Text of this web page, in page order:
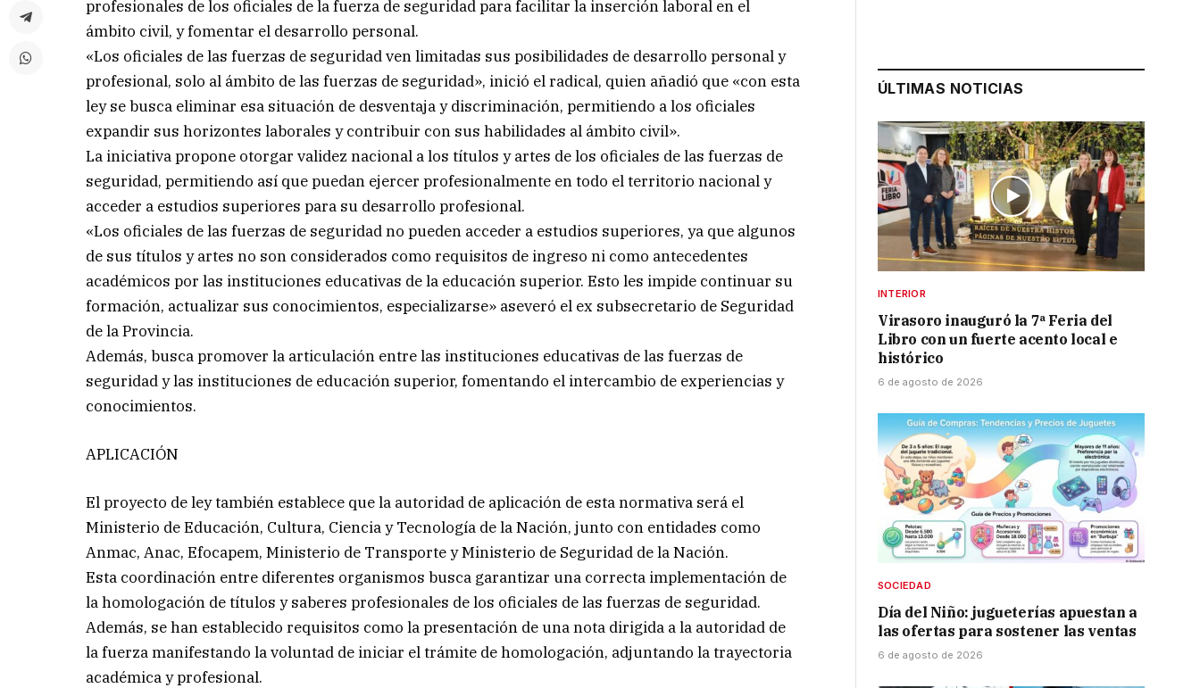
profesionales de los oficiales de la fuerza de seguridad para facilitar la inserción laboral en el
ámbito civil, y fomentar el desarrollo personal.
«Los oficiales de las fuerzas de seguridad ven limitadas sus posibilidades de desarrollo personal y
profesional, solo al ámbito de las fuerzas de seguridad», inició el radical, quien añadió que «con esta
ley se busca eliminar esa situación de desventaja y discriminación, permitiendo a los oficiales
expandir sus horizontes laborales y contribuir con sus habilidades al ámbito civil».
La iniciativa propone otorgar validez nacional a los títulos y artes de los oficiales de las fuerzas de
seguridad, permitiendo así que puedan ejercer profesionalmente en todo el territorio nacional y
acceder a estudios superiores para su desarrollo profesional.
«Los oficiales de las fuerzas de seguridad no pueden acceder a estudios superiores, ya que algunos
de sus títulos y artes no son considerados como requisitos de ingreso ni como antecedentes
académicos por las instituciones educativas de la educación superior. Esto les impide continuar su
formación, actualizar sus conocimientos, especializarse» aseveró el ex subsecretario de Seguridad
de la Provincia.
Además, busca promover la articulación entre las instituciones educativas de las fuerzas de
seguridad y las instituciones de educación superior, fomentando el intercambio de experiencias y
conocimientos.
APLICACIÓN
El proyecto de ley también establece que la autoridad de aplicación de esta normativa será el
Ministerio de Educación, Cultura, Ciencia y Tecnología de la Nación, junto con entidades como
Anmac, Anac, Efocapem, Ministerio de Transporte y Ministerio de Seguridad de la Nación.
Esta coordinación entre diferentes organismos busca garantizar una correcta implementación de
la homologación de títulos y saberes profesionales de los oficiales de las fuerzas de seguridad.
Además, se han establecido requisitos como la presentación de una nota dirigida a la autoridad de
la fuerza manifestando la voluntad de iniciar el trámite de homologación, adjuntando la trayectoria
académica y profesional.
ÚLTIMAS NOTICIAS
INTERIOR
Virasoro inauguró la 7ª Feria del
Libro con un fuerte acento local e
histórico
6 de agosto de 2026
SOCIEDAD
Día del Niño: jugueterías apuestan a
las ofertas para sostener las ventas
6 de agosto de 2026